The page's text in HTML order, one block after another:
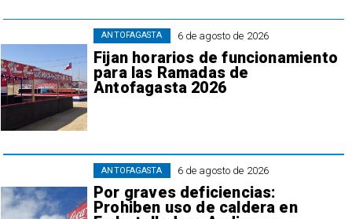
6 de agosto de 2026
Fijan horarios de funcionamiento
para las Ramadas de
Antofagasta 2026
ANTOFAGASTA
6 de agosto de 2026
Por graves deficiencias:
Prohiben uso de caldera en
ANTOFAGASTA